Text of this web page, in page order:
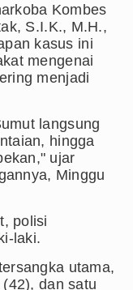
Ringkus
di
Soroti
Rumah
Jabatan
Gelar Turnamen
Kombes
S.I.K., M.H.,
kasus ini
mengenai
menjadi
langsung
hingga
ujar
Minggu
polisi
laki.
utama,
dan satu